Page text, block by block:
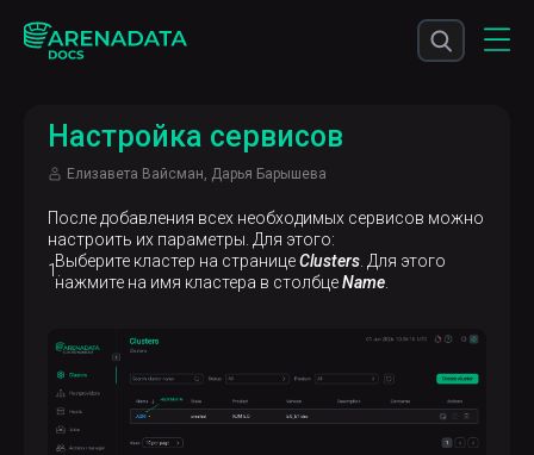
Настройка сервисов
Елизавета Вайсман, Дарья Барышева
После добавления всех необходимых сервисов можно
настроить их параметры. Для этого:
Выберите кластер на страницеClusters . Для этого
нажмите на имя кластера в столбцеName